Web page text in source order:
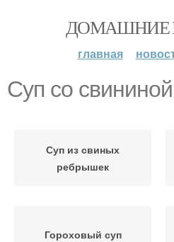
ДОМАШНИЕ
главная
Суп со свининой
Суп из свиных
ребрышек
Гороховый суп